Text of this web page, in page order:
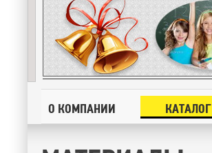
О КОМПАНИИ КАТАЛОГ